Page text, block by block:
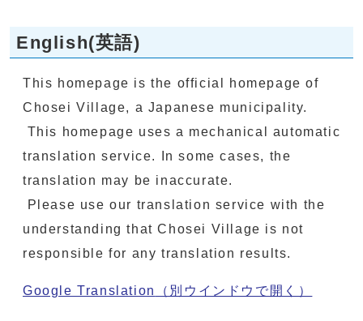
English(英語)
This homepage is the official homepage of
Chosei Village, a Japanese municipality.
This homepage uses a mechanical automatic
translation service. In some cases, the
translation may be inaccurate.
Please use our translation service with the
understanding that Chosei Village is not
responsible for any translation results.
Google Translation （別ウインドウで開く）